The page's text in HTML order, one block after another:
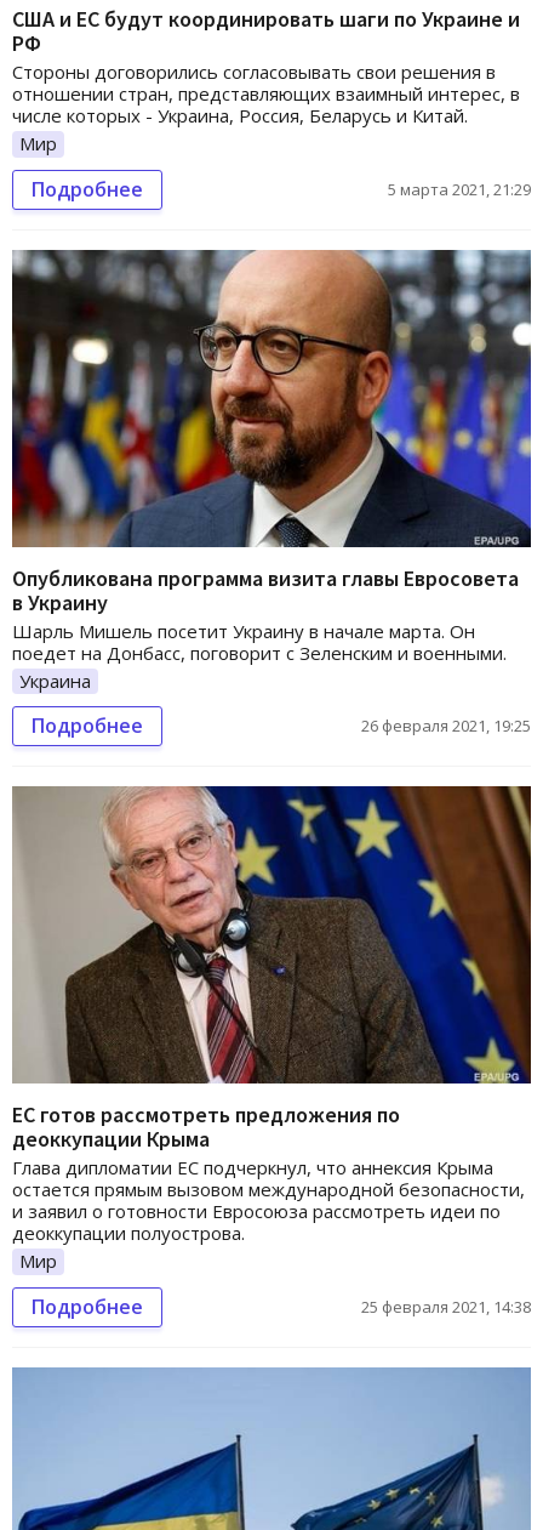
США и ЕС будут координировать шаги по Украине и
РФ
Стороны договорились согласовывать свои решения в
отношении стран, представляющих взаимный интерес, в
числе которых - Украина, Россия, Беларусь и Китай.
Мир
Подробнее 5 марта 2021, 21:29
Опубликована программа визита главы Евросовета
в Украину
Шарль Мишель посетит Украину в начале марта. Он
поедет на Донбасс, поговорит с Зеленским и военными.
Украина
Подробнее 26 февраля 2021, 19:25
ЕС готов рассмотреть предложения по
деоккупации Крыма
Глава дипломатии ЕС подчеркнул, что аннексия Крыма
остается прямым вызовом международной безопасности,
и заявил о готовности Евросоюза рассмотреть идеи по
деоккупации полуострова.
Мир
Подробнее 25 февраля 2021, 14:38